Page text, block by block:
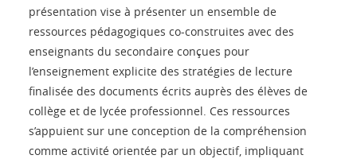
présentation vise à présenter un ensemble de
ressources pédagogiques co-construites avec des
enseignants du secondaire conçues pour
l’enseignement explicite des stratégies de lecture
finalisée des documents écrits auprès des élèves de
collège et de lycée professionnel. Ces ressources
s’appuient sur une conception de la compréhension
comme activité orientée par un objectif, impliquant